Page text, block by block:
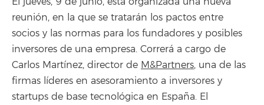
reunión, en la que se tratarán los pactos entre
socios y las normas para los fundadores y posibles
inversores de una empresa. Correrá a cargo de
Carlos Martínez, director de M&Partners, una de las
firmas líderes en asesoramiento a inversores y
startups de base tecnológica en España. El